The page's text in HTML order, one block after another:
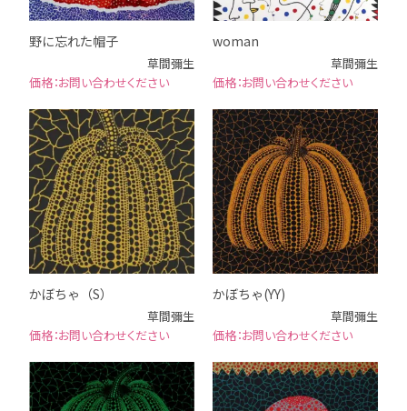
野に忘れた帽子
草間彌生
お問い合わせください
woman
草間彌生
お問い合わせください
かぼちゃ（S）
草間彌生
お問い合わせください
かぼちゃ(YY)
草間彌生
お問い合わせください